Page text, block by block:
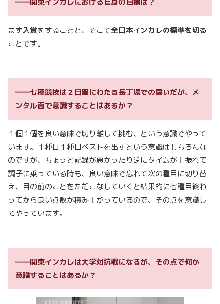
――関東インカレにおける自身の目標は？
まず入賞をすることと、そこで全日本インカレの標準を切る
ことです。
――七種競技は２日間にわたる長丁場での闘いだが、メ
ンタル面で意識することはあるか？
１個１個を良い意味で切り離して挑む、という意識でやって
います。１種目１種目ベストを出すという意識はもちろんな
のですが、ちょっと記録が悪かったり逆にタイムが上振れて
調子に乗っている時も、良い意味で忘れて次の種目に切り替
え、目の前のことをただこなしていくと結果的に七種目終わ
ってから良い点数が積み上がっているので、その点を意識し
てやっています。
――関東インカレは大学対抗戦になるが、その点で何か
意識することはあるか？